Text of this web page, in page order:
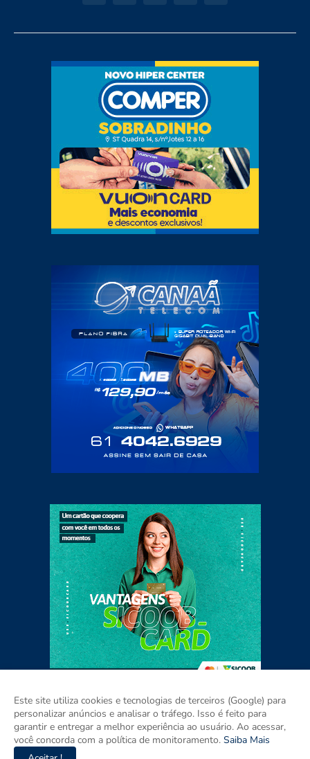
Home Sobre Contato Mídia Kit
Este site utiliza cookies e tecnologias de terceiros (Google) para
personalizar anúncios e analisar o tráfego. Isso é feito para
garantir e entregar a melhor experiência ao usuário. Ao acessar,
você concorda com a política de monitoramento. Saiba Mais